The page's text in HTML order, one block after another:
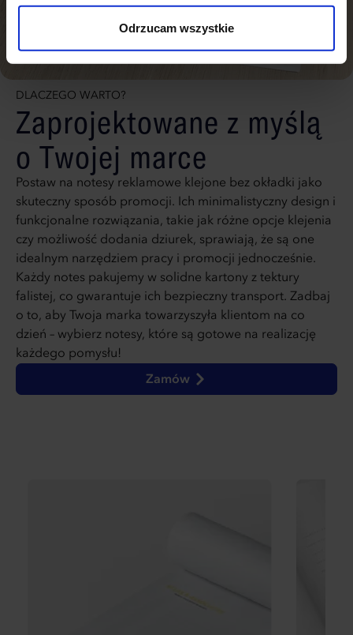
strony. Jeżeli chcesz samodzielnie zdecydować, jakie
Odrzucam wszystkie
DLACZEGO WARTO?
Zaprojektowane z myślą
o Twojej marce
Postaw na notesy reklamowe klejone bez okładki jako
skuteczny sposób promocji. Ich minimalistyczny design i
funkcjonalne rozwiązania, takie jak różne opcje klejenia
czy możliwość dodania dziurek, sprawiają, że są one
idealnym narzędziem pracy i promocji jednocześnie.
Każdy notes pakujemy w solidne kartony z tektury
falistej, co gwarantuje ich bezpieczny transport. Zadbaj
o to, aby Twoja marka towarzyszyła klientom na co
dzień – wybierz notesy, które są gotowe na realizację
każdego pomysłu!
Zamów